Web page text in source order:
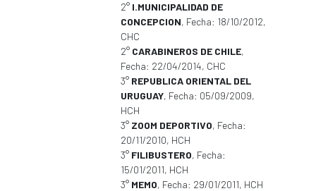
2° I.MUNICIPALIDAD DE
CONCEPCION, Fecha: 18/10/2012,
CHC
2° CARABINEROS DE CHILE,
Fecha: 22/04/2014, CHC
3° REPUBLICA ORIENTAL DEL
URUGUAY, Fecha: 05/09/2009,
HCH
3° ZOOM DEPORTIVO, Fecha:
20/11/2010, HCH
3° FILIBUSTERO, Fecha:
15/01/2011, HCH
3° MEMO, Fecha: 29/01/2011, HCH